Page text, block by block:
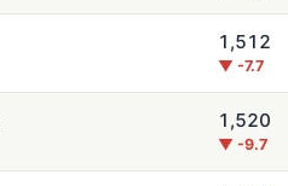
1,512
▼ -7.7
1,520
▼ -9.7